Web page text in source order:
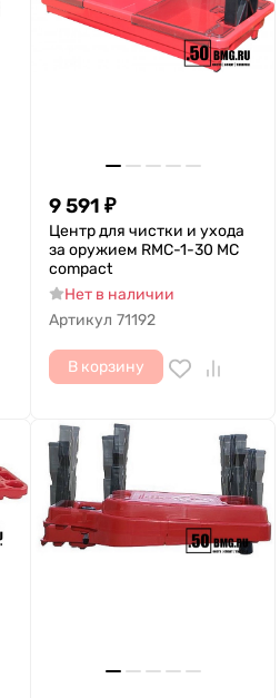
9 591 ₽
Центр для чистки и ухода
за оружием RMC-1-30 MC
compact
Нет в наличии
Артикул 71192
В корзину